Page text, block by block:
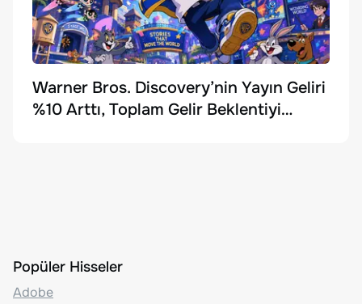
Warner Bros. Discovery’nin Yayın Geliri
%10 Arttı, Toplam Gelir Beklentiyi
Popüler Hisseler
Adobe